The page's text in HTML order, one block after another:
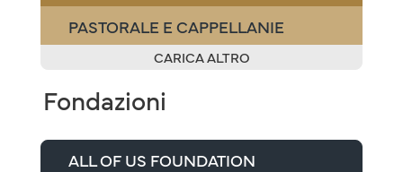
PASTORALE E CAPPELLANIE
CARICA ALTRO
Fondazioni
ALL OF US FOUNDATION